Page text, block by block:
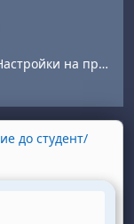
Настройки на профила
до студент/